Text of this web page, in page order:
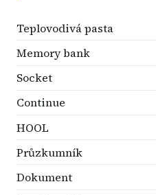
Teplovodivá pasta
Memory bank
Socket
Continue
HOOL
Průzkumník
Dokument